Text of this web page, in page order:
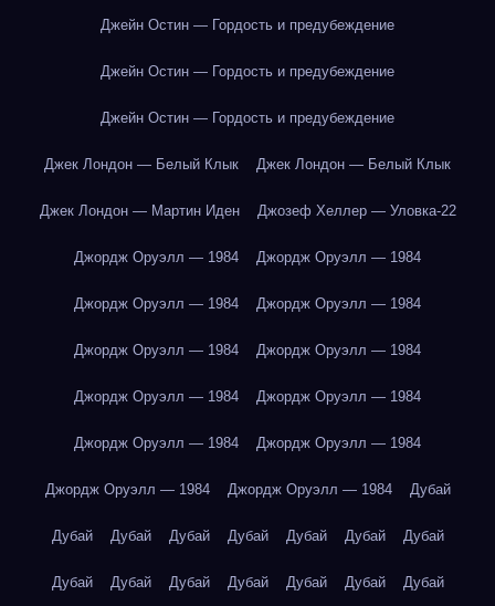
Джейн Остин — Гордость и предубеждение
Джейн Остин — Гордость и предубеждение
Джейн Остин — Гордость и предубеждение
Джек Лондон — Белый Клык Джек Лондон — Белый Клык
Джек Лондон — Мартин Иден Джозеф Хеллер — Уловка-22
Джордж Оруэлл — 1984 Джордж Оруэлл — 1984
Джордж Оруэлл — 1984 Джордж Оруэлл — 1984
Джордж Оруэлл — 1984 Джордж Оруэлл — 1984
Джордж Оруэлл — 1984 Джордж Оруэлл — 1984
Джордж Оруэлл — 1984 Джордж Оруэлл — 1984
Джордж Оруэлл — 1984 Джордж Оруэлл — 1984 Дубай
Дубай Дубай Дубай Дубай Дубай Дубай Дубай
Дубай Дубай Дубай Дубай Дубай Дубай Дубай